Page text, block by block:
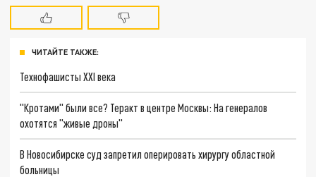
ЧИТАЙТЕ ТАКЖЕ:
Технофашисты XXI века
"Кротами" были все? Теракт в центре Москвы: На генералов
охотятся "живые дроны"
В Новосибирске суд запретил оперировать хирургу областной
больницы